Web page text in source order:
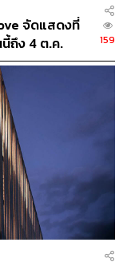
จัดแสดงที่
ถึง 4 ต.ค.
159